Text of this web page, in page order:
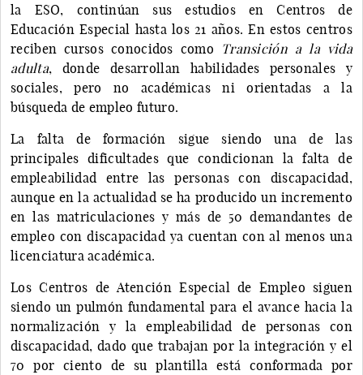
la ESO, continúan sus estudios en Centros de
Educación Especial hasta los 21 años. En estos centros
reciben cursos conocidos como Transición a la vida
adulta, donde desarrollan habilidades personales y
sociales, pero no académicas ni orientadas a la
búsqueda de empleo futuro.
La falta de formación sigue siendo una de las
principales dificultades que condicionan la falta de
empleabilidad entre las personas con discapacidad,
aunque en la actualidad se ha producido un incremento
en las matriculaciones y más de 50 demandantes de
empleo con discapacidad ya cuentan con al menos una
licenciatura académica.
Los Centros de Atención Especial de Empleo siguen
siendo un pulmón fundamental para el avance hacia la
normalización y la empleabilidad de personas con
discapacidad, dado que trabajan por la integración y el
70 por ciento de su plantilla está conformada por